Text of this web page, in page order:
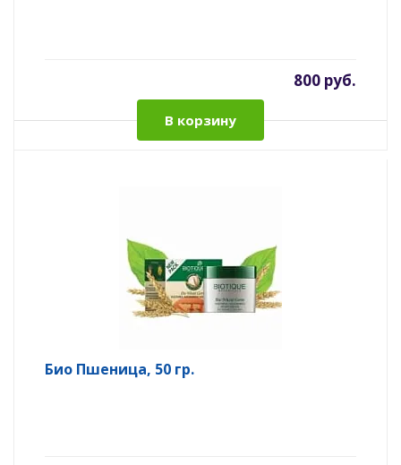
800 руб.
В корзину
Био Пшеница, 50 гр.